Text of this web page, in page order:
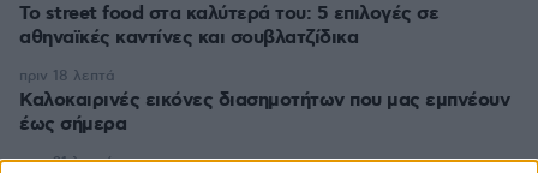
Το street food στα καλύτερά του: 5 επιλογές σε
αθηναϊκές καντίνες και σουβλατζίδικα
Καλοκαιρινές εικόνες διασημοτήτων που μας εμπνέουν
έως σήμερα
πριν 18 λεπτά
πριν 21 λεπτά